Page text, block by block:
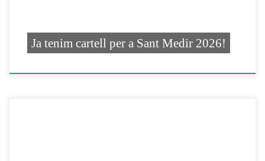
Ja tenim cartell per a Sant Medir 2026!